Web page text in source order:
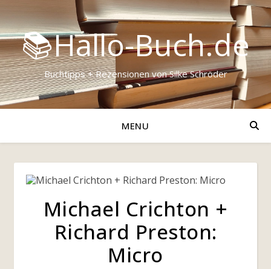
📚Hallo-Buch.de
Buchtipps + Rezensionen von Silke Schröder
MENU
Michael Crichton +
Richard Preston:
Micro